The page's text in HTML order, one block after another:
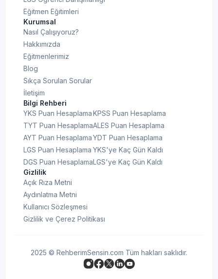
Eğitmen Eğitimleri
Kurumsal
Nasıl Çalışıyoruz?
Hakkımızda
Eğitmenlerimiz
Blog
Sıkça Sorulan Sorular
İletişim
Bilgi Rehberi
YKS Puan Hesaplama
TYT Puan Hesaplama
AYT Puan Hesaplama
LGS Puan Hesaplama
DGS Puan Hesaplama
KPSS Puan Hesaplama
ALES Puan Hesaplama
YDT Puan Hesaplama
YKS'ye Kaç Gün Kaldı
LGS'ye Kaç Gün Kaldı
Gizlilik
Açık Rıza Metni
Aydınlatma Metni
Kullanıcı Sözleşmesi
Gizlilik ve Çerez Politikası
2025 © RehberimSensin.com Tüm hakları saklıdır.